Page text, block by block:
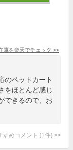
庫を楽天でチェック >>
のペットカート
をほとんど感じ
できるので、お
すめコメント (1 件) >